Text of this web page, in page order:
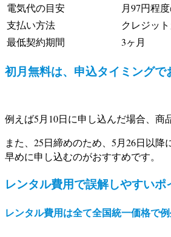
電気代の目安
月97円程
支払い方法
クレジッ
最低契約期間
3ヶ月
初月無料は、申込タイミング
例えば5月10日に申し込んだ場合、商
また、25日締めのため、5月26日以
早めに申し込むのがおすすめです。
レンタル費用で誤解しやすいポ
レンタル費用は全て全国統一価格で